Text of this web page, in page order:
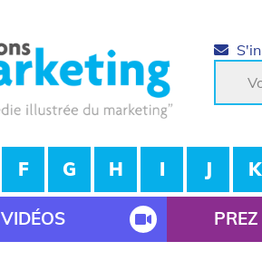
F G H I J K
VIDÉOS PREZ